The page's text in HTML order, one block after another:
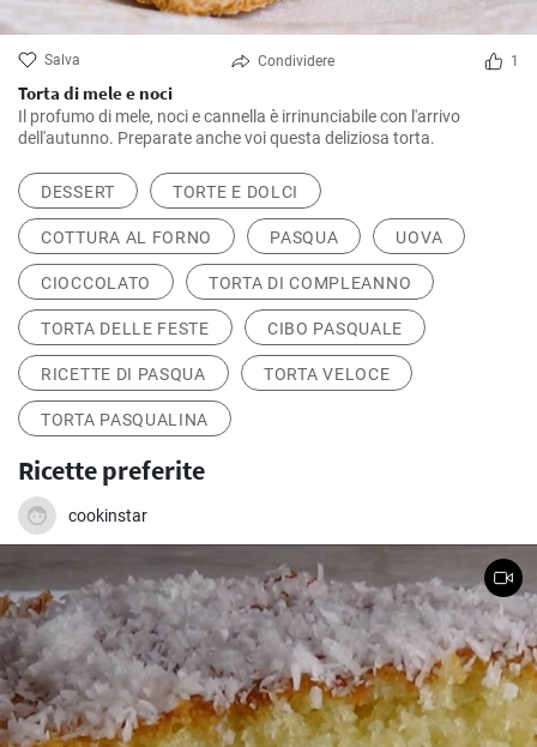
Salva Condividere 1
Torta di mele e noci
Il profumo di mele, noci e cannella è irrinunciabile con l'arrivo
dell'autunno. Preparate anche voi questa deliziosa torta.
DESSERT TORTE E DOLCI
COTTURA AL FORNO PASQUA UOVA
CIOCCOLATO TORTA DI COMPLEANNO
TORTA DELLE FESTE CIBO PASQUALE
RICETTE DI PASQUA TORTA VELOCE
TORTA PASQUALINA
Ricette preferite
cookinstar